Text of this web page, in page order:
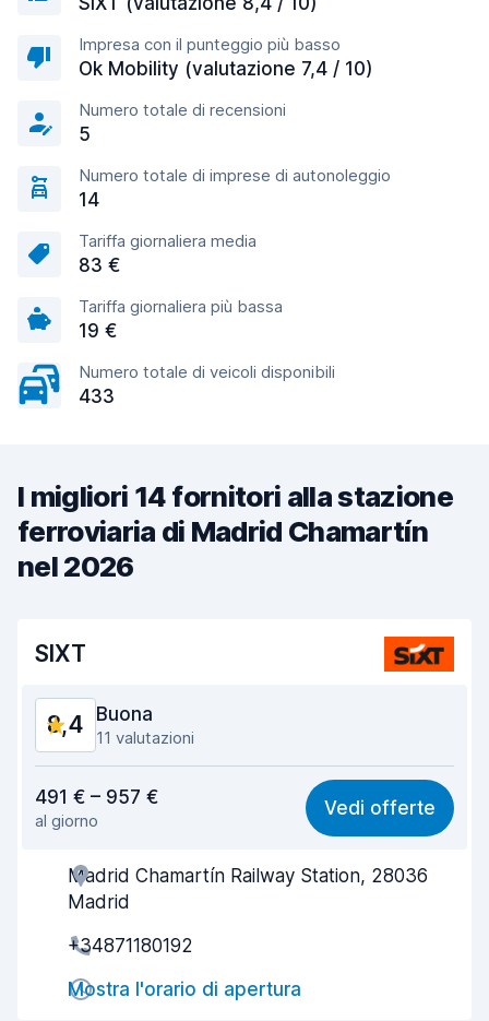
Impresa con il punteggio più basso
Ok Mobility (valutazione 7,4 / 10)
Numero totale di recensioni
5
Numero totale di imprese di autonoleggio
14
Tariffa giornaliera media
83 €
Tariffa giornaliera più bassa
19 €
Numero totale di veicoli disponibili
433
I migliori 14 fornitori alla stazione
ferroviaria di Madrid Chamartín
nel 2026
SIXT
8,4 Buona
11 valutazioni
8,4
Facile da trovare 7,8
Gentilezza degli agenti
491 € – 957 €
al giorno
Vedi offerte
Madrid Chamartín Railway Station, 28036
Madrid
+34871180192
Mostra l'orario di apertura